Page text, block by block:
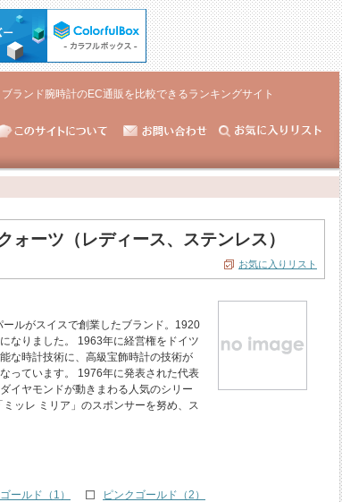
ランド腕時計のEC通販を比較できるランキングサイト
ォーツ（レディース、ステンレス）
お気に入りリスト
ルがスイスで創業したブランド。1920
なりました。 1963年に経営権をドイツ
な時計技術に、高級宝飾時計の技術が
っています。 1976年に発表された代表
イヤモンドが動きまわる人気のシリー
ッレ ミリア」のスポンサーを努め、ス
ールド（1） ピンクゴールド（2）